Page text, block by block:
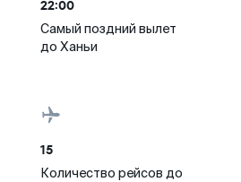
22:00
Самый поздний вылет
до Ханьи
15
Количество рейсов до